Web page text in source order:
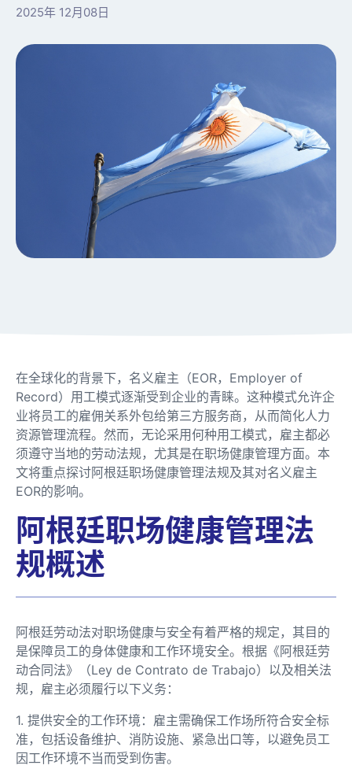
2025年 12月08日
在全球化的背景下，名义雇主（EOR，Employer of
Record）用工模式逐渐受到企业的青睐。这种模式允许企
业将员工的雇佣关系外包给第三方服务商，从而简化人力
资源管理流程。然而，无论采用何种用工模式，雇主都必
须遵守当地的劳动法规，尤其是在职场健康管理方面。本
文将重点探讨阿根廷职场健康管理法规及其对名义雇主
EOR的影响。
阿根廷职场健康管理法
规概述
阿根廷劳动法对职场健康与安全有着严格的规定，其目的
是保障员工的身体健康和工作环境安全。根据《阿根廷劳
动合同法》（Ley de Contrato de Trabajo）以及相关法
规，雇主必须履行以下义务：
1. 提供安全的工作环境：雇主需确保工作场所符合安全标
准，包括设备维护、消防设施、紧急出口等，以避免员工
因工作环境不当而受到伤害。